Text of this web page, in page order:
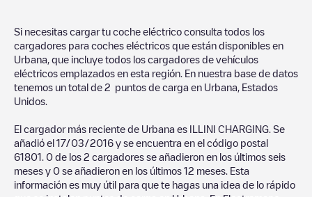
Si necesitas cargar tu coche eléctrico consulta todos los
cargadores para coches eléctricos que están disponibles en
Urbana , que incluye todos los cargadores de vehículos
eléctricos emplazados en esta región. En nuestra base de datos
tenemos un total de 2 puntos de carga en Urbana Estados
Unidos
El cargador más reciente de Urbana es ILLINI CHARGING . Se
añadió el 17/03/2016 y se encuentra en el código postal
61801 0 de los 2 cargadores se añadieron en los últimos seis
meses y 0 se añadieron en los últimos 12 meses. Esta
información es muy útil para que te hagas una idea de lo rápido